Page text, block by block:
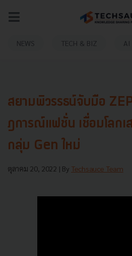
NEWS TECH & BIZ AI
สยามพิวรรธน์จับมือ
ฎการณ์แฟชั่น เชื่อมโลกเ
กลุ่ม Gen ใหม่
ตุลาคม 20, 2022 | By Techsauce Team